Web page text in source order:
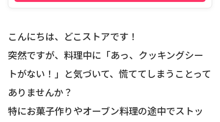
こんにちは、どこストアです！
突然ですが、料理中に「あっ、クッキングシー
トがない！」と気づいて、慌ててしまうことって
ありませんか？
特にお菓子作りやオーブン料理の途中でストッ